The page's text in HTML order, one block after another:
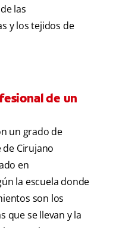
las
y los tejidos de
de un
un grado de
Cirujano
en
la escuela donde
son los
que se llevan y la